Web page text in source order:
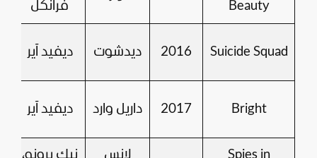
Beauty
فرانكل
Suicide Squad
2016 ديدشوت ديفيد آير
Bright
2017 داريل وارد ديفيد آير
Spies in
لانس
نيك برونو،